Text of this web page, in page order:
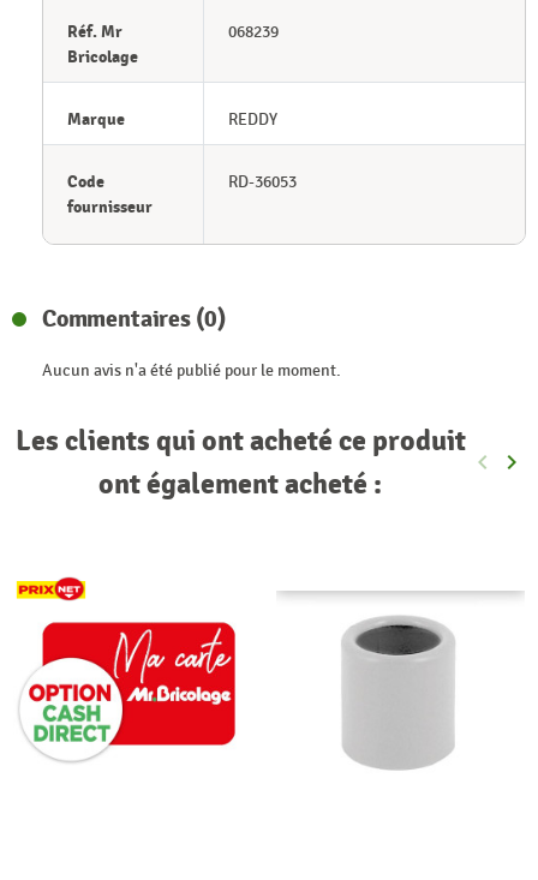
Réf. Mr
Bricolage
068239
Marque REDDY
Code
fournisseur
RD-36053
Commentaires (0)
Aucun avis n'a été publié pour le moment.
Les clients qui ont acheté ce produit
ont également acheté :
keyboard_arrow_left keyboard_arrow_right